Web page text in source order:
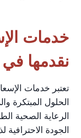
خدمات
نقدمها في
تعتبر خدمات
الحلول المبتكرة
الرعاية الصحية
الجودة